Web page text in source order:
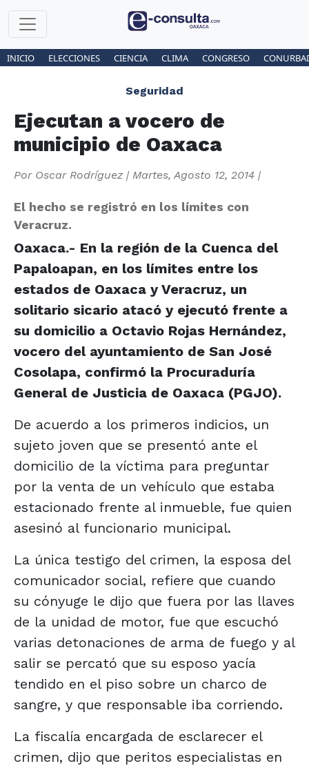
INICIO ELECCIONES CIENCIA CLIMA CONGRESO
Seguridad
Ejecutan a vocero de
municipio de Oaxaca
Por Oscar Rodríguez | Martes, Agosto 12, 2014 |
El hecho se registró en los límites con
Veracruz.
Oaxaca.- En la región de la Cuenca del
Papaloapan, en los límites entre los
estados de Oaxaca y Veracruz, un
solitario sicario atacó y ejecutó frente a
su domicilio a Octavio Rojas Hernández,
vocero del ayuntamiento de San José
Cosolapa, confirmó la Procuraduría
General de Justicia de Oaxaca (PGJO).
De acuerdo a los primeros indicios, un
sujeto joven que se presentó ante el
domicilio de la víctima para preguntar
por la venta de un vehículo que estaba
estacionado frente al inmueble, fue quien
asesinó al funcionario municipal.
La única testigo del crimen, la esposa del
comunicador social, refiere que cuando
su cónyuge le dijo que fuera por las llaves
de la unidad de motor, fue que escuchó
varias detonaciones de arma de fuego y al
salir se percató que su esposo yacía
tendido en el piso sobre un charco de
sangre, y que responsable iba corriendo.
La fiscalía encargada de esclarecer el
crimen, dijo que peritos especialistas en